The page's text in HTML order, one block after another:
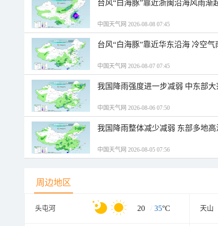
台风“白海豚”靠近浙闽沿海风雨渐
中国天气网 2026-08-08 07:45
台风“白海豚”靠近华东沿海 冷空
中国天气网 2026-08-07 07:45
我国降雨强度进一步减弱 中东部
中国天气网 2026-08-06 07:50
我国降雨整体减少减弱 东部多地
中国天气网 2026-08-05 07:56
周边地区
头屯河 20 / 35°C 天山